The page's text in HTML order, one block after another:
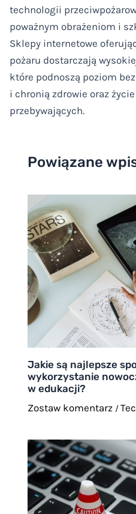
technologii
poważnym obrażeniom i
Sklepy internetowe
pożaru dostarczają
które podnoszą poziom
i chronią zdrowie oraz
przebywających.
Powiązane
Jakie są najlepsze
wykorzystanie
w edukacji?
Zostaw komentarz /